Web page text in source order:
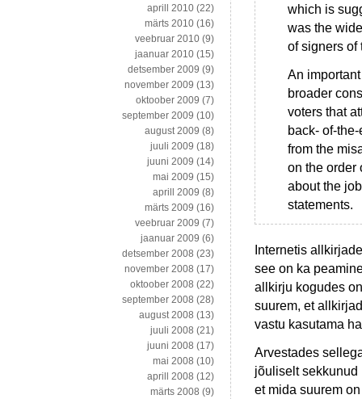
which is
was the
of signers of
An
broader
voters that
back- of-
from the
on the order
about the
statements.
Internetis
see on ka
allkirju kogudes
suurem, et
vastu kasutama
Arvestades
jõuliselt sekkunud
et mida suurem
aprill 2010 (22)
märts 2010 (16)
veebruar 2010 (9)
jaanuar 2010 (15)
detsember 2009 (9)
november 2009 (13)
oktoober 2009 (7)
september 2009 (10)
august 2009 (8)
juuli 2009 (18)
juuni 2009 (14)
mai 2009 (15)
aprill 2009 (8)
märts 2009 (16)
veebruar 2009 (7)
jaanuar 2009 (6)
detsember 2008 (23)
november 2008 (17)
oktoober 2008 (22)
september 2008 (28)
august 2008 (13)
juuli 2008 (21)
juuni 2008 (17)
mai 2008 (10)
aprill 2008 (12)
märts 2008 (9)